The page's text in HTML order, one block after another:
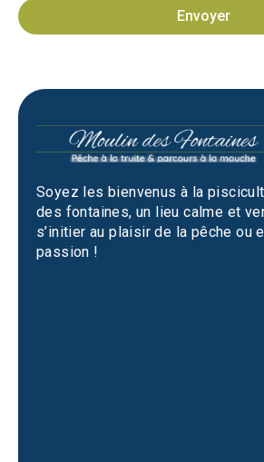
Envoyer
Soyez les bienvenus à la
des fontaines, un lieu calme et
s’initier au plaisir de la pêche ou
passion !